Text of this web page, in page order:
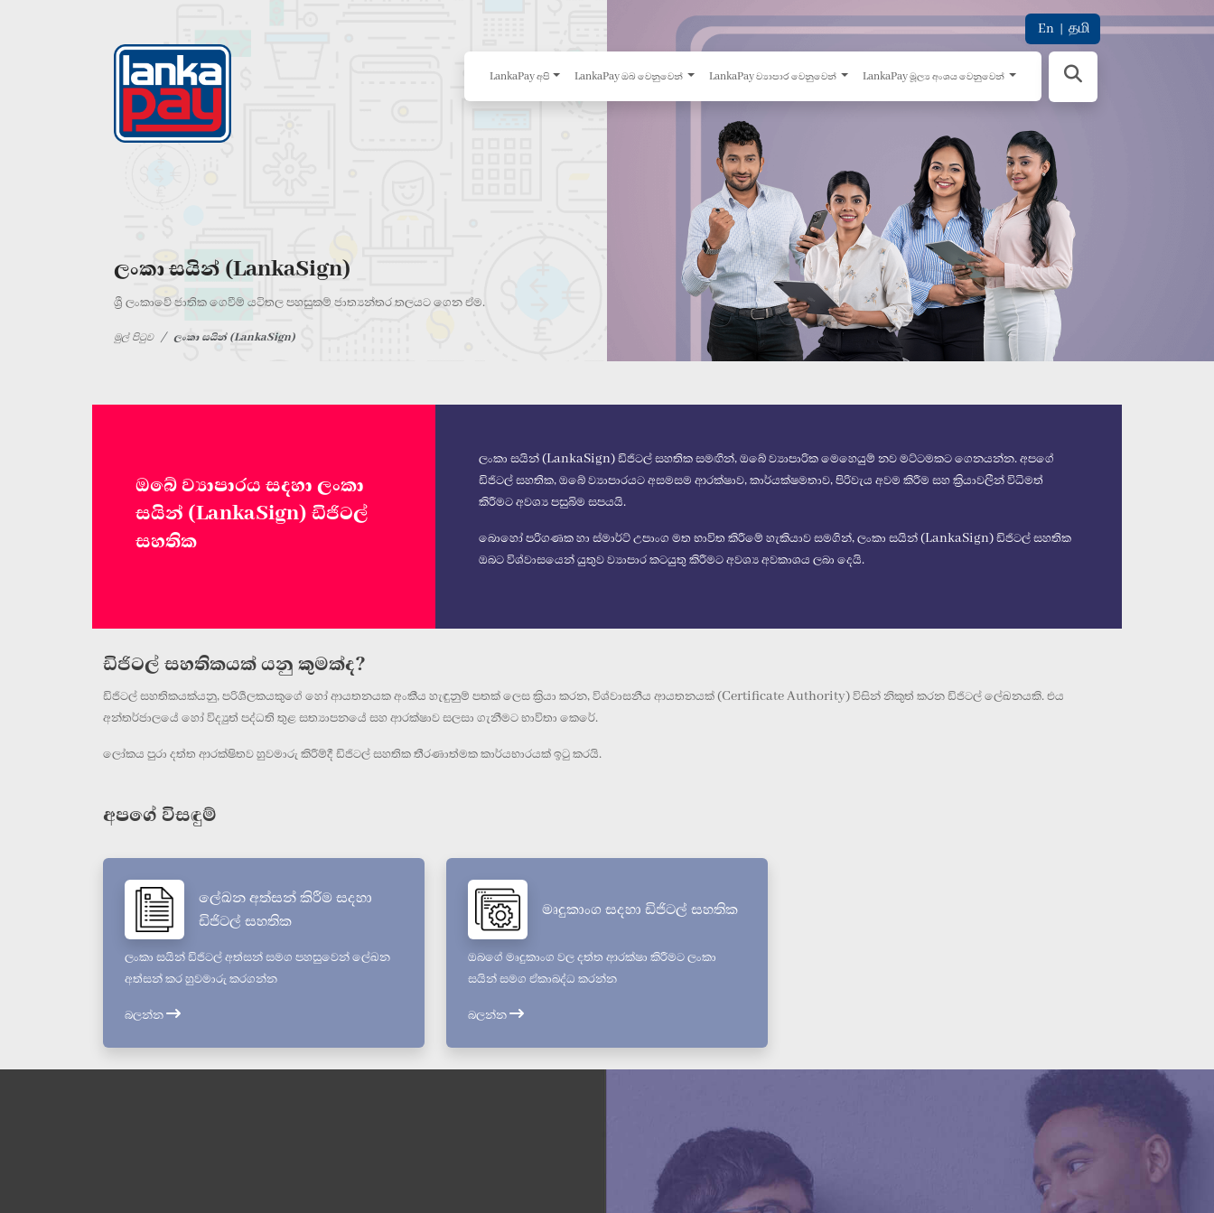
En | தமி
LankaPay අපි LankaPay ඔබ වෙනුවෙන් LankaPay ව්‍යාපාර වෙනුවෙන් LankaPay මූල්‍ය අංශය වෙනුවෙන්
ලංකා සයින් (LankaSign)
ශ්‍රී ලංකාවේ ජාතික ගෙවීම් යටිතල පහසුකම් ජාත්‍යන්තර තලයට ගෙන ඒම.
මුල් පිටුව ලංකා සයින් (LankaSign)
ඔබේ ව්‍යාපාරය සදහා ලංකා
සයින් (LankaSign) ඩිජිටල්
සහතික
ලංකා සයින් (LankaSign) ඩිජිටල් සහතික සමඟින්, ඔබේ ව්‍යාපාරික මෙහෙයුම් නව මට්ටමකට ගෙනයන්න. අපගේ
ඩිජිටල් සහතික, ඔබේ ව්‍යාපාරයට අසමසම ආරක්ෂාව, කාර්යක්ෂමතාව, පිරිවැය අවම කිරීම සහ ක්‍රියාවලීන් විධිමත්
කිරීමට අවශ්‍ය පසුබිම සපයයි.
බොහෝ පරිගණක හා ස්මාර්ට් උපාංග මත භාවිත කිරීමේ හැකියාව සමගින්, ලංකා සයින් (LankaSign) ඩිජිටල් සහතික
ඔබට විශ්වාසයෙන් යුතුව ව්‍යාපාර කටයුතු කිරීමට අවශ්‍ය අවකාශය ලබා දෙයි.
ඩිජිටල් සහතිකයක් යනු කුමක්ද?
ඩිජිටල් සහතිකයක්යනු, පරිශීලකයකුගේ හෝ ආයතනයක අංකීය හැඳුනුම් පතක් ලෙස ක්‍රියා කරන, විශ්වාසනීය ආයතනයක් (Certificate Authority) විසින් නිකුත් කරන ඩිජිටල් ලේඛනයකි. එය
අන්තර්ජාලයේ හෝ විද්‍යුත් පද්ධති තුළ සත්‍යාපනයේ සහ ආරක්ෂාව සලසා ගැනීමට භාවිතා කෙරේ.
ලෝකය පුරා දත්ත ආරක්ෂිතව හුවමාරු කිරීම්දී ඩිජිටල් සහතික තීරණාත්මක කාර්යභාරයක් ඉටු කරයි.
අපගේ විසඳුම්
ලේඛන අත්සන් කිරීම සදහා
ඩිජිටල් සහතික
ලංකා සයින් ඩිජිටල් අත්සන් සමග පහසුවෙන් ලේඛන
අත්සන් කර හුවමාරු කරගන්න
බලන්න
මෘදුකාංග සදහා ඩිජිටල් සහතික
ඔබගේ මෘදුකාංග වල දත්ත ආරක්ෂා කිරීමට ලංකා
සයින් සමග ඒකාබද්ධ කරන්න
බලන්න